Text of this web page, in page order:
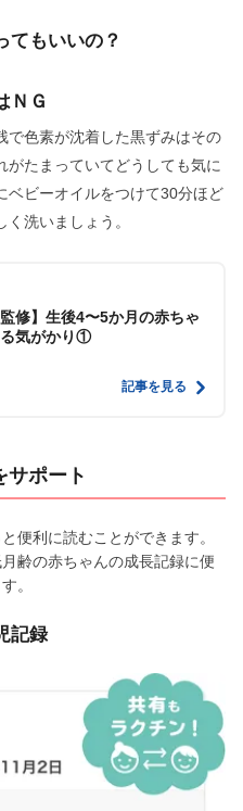
てもいいの？
ＮＧ
で色素が沈着した黒ずみはその
がたまっていてどうしても気に
ベビーオイルをつけて30分ほど
洗いましょう。
監修】生後4〜5か月の赤ちゃ
気がかり①
記事を見る
サポート
便利に読むことができます。
齢の赤ちゃんの成長記録に便
。
記録